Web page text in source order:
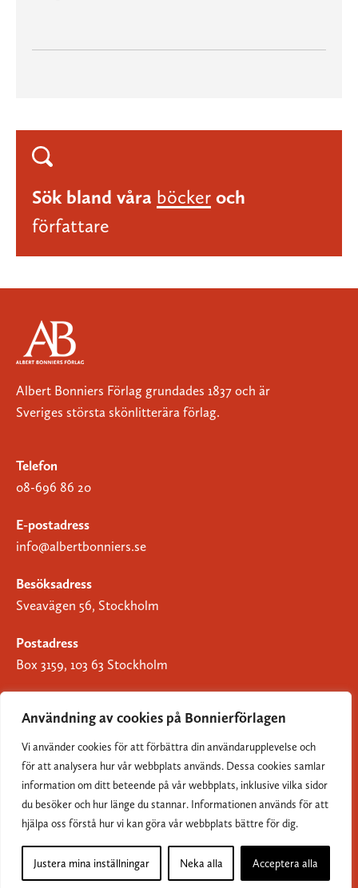
Användning av cookies på Bonnierförlagen
Vi använder cookies för att förbättra din användarupplevelse och
för att analysera hur vår webbplats används. Dessa cookies samlar
information om ditt beteende på vår webbplats, inklusive vilka sidor
du besöker och hur länge du stannar. Informationen används för att
hjälpa oss förstå hur vi kan göra vår webbplats bättre för dig.
Justera mina inställningar Neka alla Acceptera alla
Sök bland våra böcker och
författare
Albert Bonniers Förlag grundades 1837 och är
Sveriges största skönlitterära förlag.
Telefon
08-696 86 20
E-postadress
info@albertbonniers.se
Besöksadress
Sveavägen 56, Stockholm
Postadress
Box 3159, 103 63 Stockholm
Om Bonnierförlagen
Cookies
Integritetspolicy